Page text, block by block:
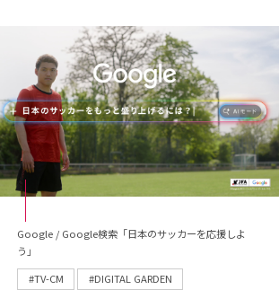
Google / Google検索「日本のサッカーを応援しよ
う」
#TV-CM
#DIGITAL GARDEN